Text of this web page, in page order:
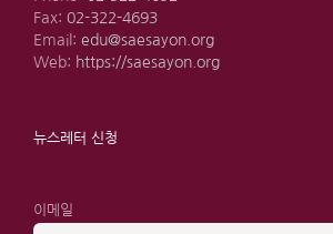
Fax: 02-322-4693
Email: edu@saesayon.org
Web: https://saesayon.org
뉴스레터 신청
이메일